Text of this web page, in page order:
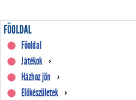
FŐOLDAL
Főoldal
Játékok
Házhoz jön
Előkészületek